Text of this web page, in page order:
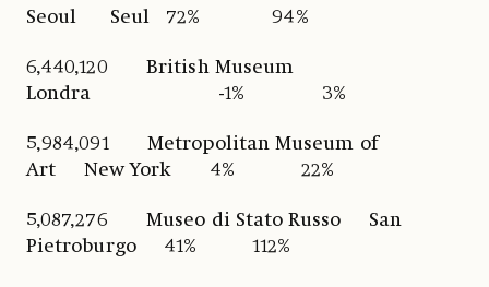
Seoul Seul 72% 94%
6,440,120 British Museum
Londra -1% 3%
5,984,091 Metropolitan Museum of
Art New York 4% 22%
5,087,276 Museo di Stato Russo San
Pietroburgo 41% 112%